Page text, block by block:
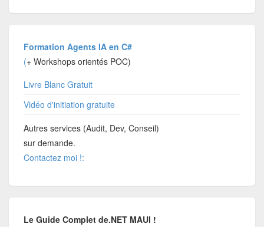
Formation Agents IA en C#
(+ Workshops orientés POC)
Livre Blanc Gratuit
Vidéo d'initiation gratuite
Autres services (Audit, Dev, Conseil)
sur demande.
Contactez moi !:
Le Guide Complet de.NET MAUI !